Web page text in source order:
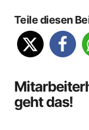
Teile diesen
geht das!